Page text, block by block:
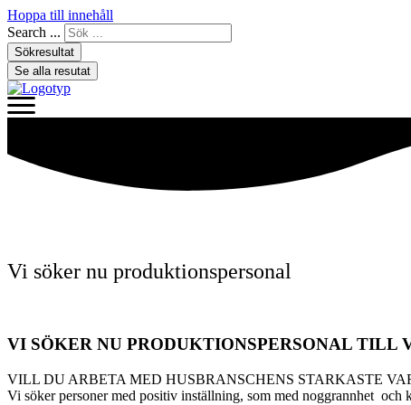
Hoppa till innehåll
Search ...
Sökresultat
Se alla resutat
Vi söker nu produktionspersonal
VI SÖKER NU PRODUKTIONSPERSONAL TILL
VILL DU ARBETA MED HUSBRANSCHENS STARKASTE
Vi söker personer med positiv inställning, som med noggrannhet och